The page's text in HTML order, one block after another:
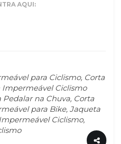
AQUI:
para Ciclismo, Corta
Impermeável Ciclismo
na Chuva, Corta
para Bike, Jaqueta
Ciclismo,